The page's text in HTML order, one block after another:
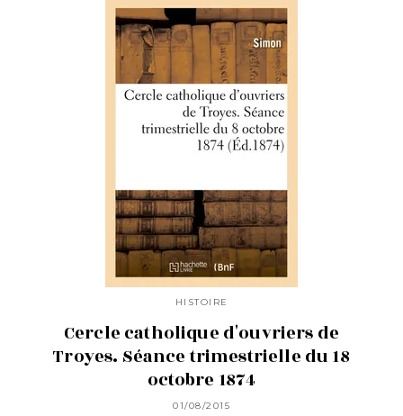
HISTOIRE
Cercle catholique d'ouvriers de
Troyes. Séance trimestrielle du 18
octobre 1874
01/08/2015